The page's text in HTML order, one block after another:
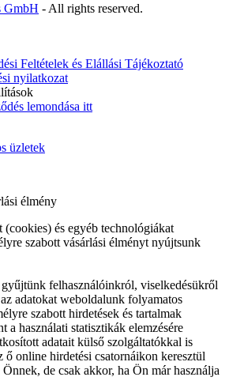
GmbH - All rights reserved.
Feltételek és Elállási Tájékoztató
nyilatkozat
lemondása itt
üzletek
élmény
(cookies) és egyéb technológiákat
szabott vásárlási élményt nyújtsunk
felhasználóinkról, viselkedésükről
adatokat weboldalunk folyamatos
szabott hirdetések és tartalmak
a használati statisztikák elemzésére
adatait külső szolgáltatókkal is
ő online hirdetési csatornáikon keresztül
de csak akkor, ha Ön már használja